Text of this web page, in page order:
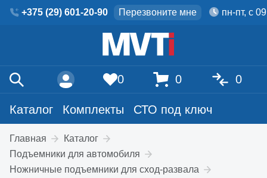
+375 (29) 601-20-90 Перезвоните мне пн-пт, с
Каталог Комплекты СТО под ключ
0 0 0
Главная
Каталог
Подъемники для автомобиля
Ножничные подъемники для сход-развала